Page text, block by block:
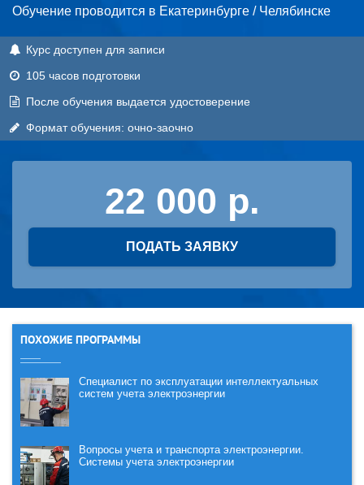
Обучение проводится в Екатеринбурге / Челябинске
Курс доступен для записи
105 часов подготовки
После обучения выдается удостоверение
Формат обучения: очно-заочно
22 000
ПОДАТЬ ЗАЯВКУ
ПОХОЖИЕ ПРОГРАММЫ
Специалист по эксплуатации интеллектуальных
систем учета электроэнергии
Вопросы учета и транспорта электроэнергии.
Системы учета электроэнергии